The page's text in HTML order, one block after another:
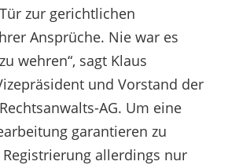
zur gerichtlichen
Ansprüche. Nie war es
wehren“, sagt Klaus
und Vorstand der
AG. Um eine
garantieren zu
allerdings nur